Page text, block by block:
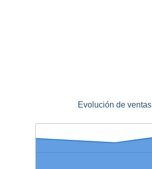
Evolución de ventas